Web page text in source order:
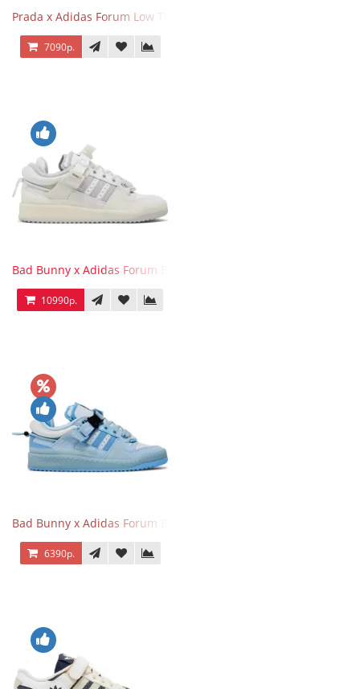
Prada x Adidas Forum Low Triple White
7090р.
Bad Bunny x Adidas Forum Buckle Low Last
10990р.
Bad Bunny x Adidas Forum Buckle Low Blue Tint
6390р.